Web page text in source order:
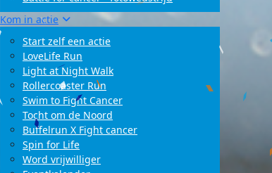
Kom in actie
Start zelf een actie
LoveLife Run
Light at Night Walk
Rollercoaster Run
Swim to Fight Cancer
Tocht om de Noord
Buffelrun X Fight cancer
Spin for Life
Word vrijwilliger